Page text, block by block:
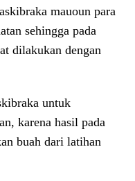
mauoun para
sehingga pada
dilakukan dengan
untuk
karena hasil pada
buah dari latihan